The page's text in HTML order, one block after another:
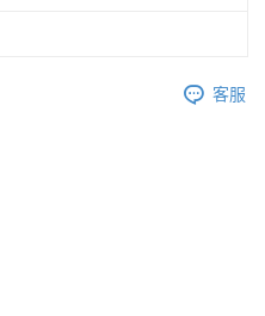
客服